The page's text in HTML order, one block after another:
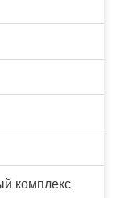
комплекс